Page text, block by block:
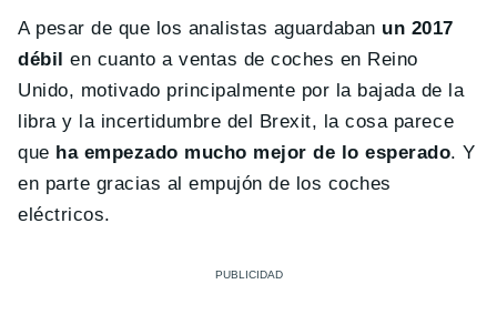
A pesar de que los analistas aguardaban un 2017
débil en cuanto a ventas de coches en Reino
Unido, motivado principalmente por la bajada de la
libra y la incertidumbre del Brexit, la cosa parece
que ha empezado mucho mejor de lo esperado. Y
en parte gracias al empujón de los coches
eléctricos.